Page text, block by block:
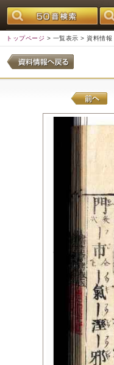
トップページ > 一覧表示 > 資料情報